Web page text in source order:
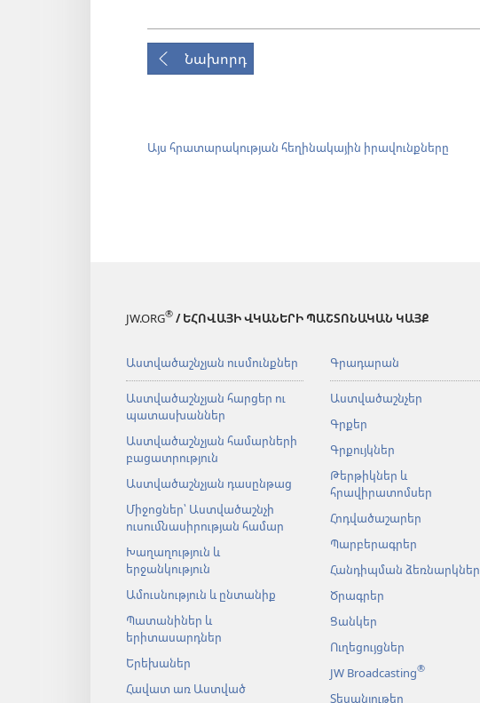
Նախորդ
Այս հրատարակության հեղինակային իրավունքները
JW.ORG® / ԵՀՈՎԱՅԻ ՎԿԱՆԵՐԻ ՊԱՇՏՈՆԱԿԱՆ ԿԱՅՔ
Աստվածաշնչյան ուսմունքներ
Աստվածաշնչյան հարցեր ու
պատասխաններ
Աստվածաշնչյան համարների
բացատրություն
Աստվածաշնչյան դասընթաց
Միջոցներ՝ Աստվածաշնչի
ուսումնասիրության համար
Խաղաղություն և
երջանկություն
Ամուսնություն և ընտանիք
Պատանիներ և
երիտասարդներ
Երեխաներ
Հավատ առ Աստված
Գրադարան
Աստվածաշնչեր
Գրքեր
Գրքույկներ
Թերթիկներ և
հրավիրատոմսեր
Հոդվածաշարեր
Պարբերագրեր
Հանդիպման ձեռնարկներ
Ծրագրեր
Ցանկեր
Ուղեցույցներ
JW Broadcasting®
Տեսանյութեր